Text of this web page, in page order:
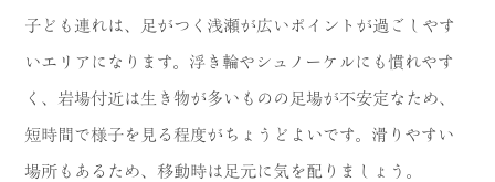
子ども連れは、足がつく浅瀬が広いポイントが過ごしやす
いエリアになります。浮き輪やシュノーケルにも慣れやす
く、岩場付近は生き物が多いものの足場が不安定なため、
短時間で様子を見る程度がちょうどよいです。滑りやすい
場所もあるため、移動時は足元に気を配りましょう。